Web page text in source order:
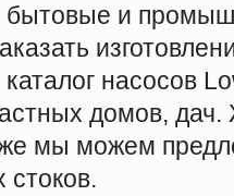
и
насосов
домов,
мы можем
стоков.